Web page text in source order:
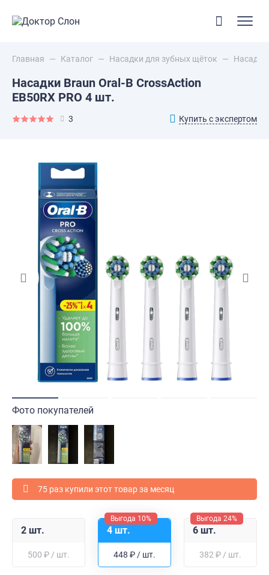
Главная — Каталог — Насадки для зубных щёток — Насадки
Насадки Braun Oral-B CrossAction
EB50RX PRO 4 шт.
3 Купить с экспертом
Фото покупателей
75 раз купили этот товар за месяц
2 шт.
500 ₽ / шт.
Выгода 10%
4 шт.
448 ₽ / шт.
Выгода 24%
6 шт.
382 ₽ / шт.